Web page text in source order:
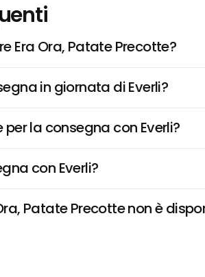
Era Ora, Patate Precotte?
in giornata di Everli?
la consegna con Everli?
con Everli?
Patate Precotte non è